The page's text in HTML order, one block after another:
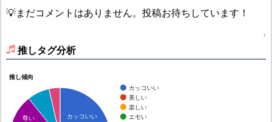
💡まだコメントはありません。投稿お待ちしています！
↑
推しタグ分析
推し傾向
カッコいい
美しい
楽しい
エモい
カッコいい
尊い